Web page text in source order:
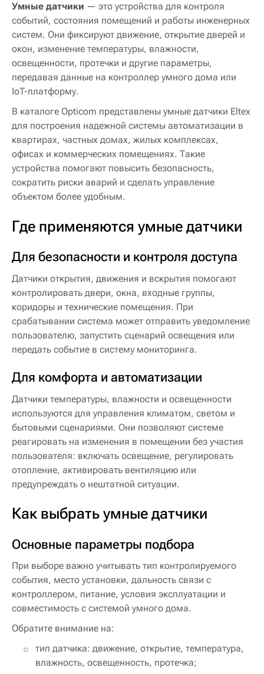
Умные датчики — это устройства для контроля
событий, состояния помещений и работы инженерных
систем. Они фиксируют движение, открытие дверей и
окон, изменение температуры, влажности,
освещенности, протечки и другие параметры,
передавая данные на контроллер умного дома или
IoT-платформу.
В каталоге Opticom представлены умные датчики Eltex
для построения надежной системы автоматизации в
квартирах, частных домах, жилых комплексах,
офисах и коммерческих помещениях. Такие
устройства помогают повысить безопасность,
сократить риски аварий и сделать управление
объектом более удобным.
Где применяются умные датчики
Для безопасности и контроля доступа
Датчики открытия, движения и вскрытия помогают
контролировать двери, окна, входные группы,
коридоры и технические помещения. При
срабатывании система может отправить уведомление
пользователю, запустить сценарий освещения или
передать событие в систему мониторинга.
Для комфорта и автоматизации
Датчики температуры, влажности и освещенности
используются для управления климатом, светом и
бытовыми сценариями. Они позволяют системе
реагировать на изменения в помещении без участия
пользователя: включать освещение, регулировать
отопление, активировать вентиляцию или
предупреждать о нештатной ситуации.
Как выбрать умные датчики
Основные параметры подбора
При выборе важно учитывать тип контролируемого
события, место установки, дальность связи с
контроллером, питание, условия эксплуатации и
совместимость с системой умного дома.
Обратите внимание на:
тип датчика: движение, открытие, температура,
влажность, освещенность, протечка;